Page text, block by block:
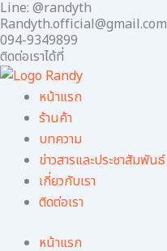
Skip
to
content
Line: @randyth
Randyth.official@gmail.com
094-9349899
ติดต่อเราได้ที่
หน้าแรก
ร้านค้า
บทความ
ข่าวสารและประชาสัมพันธ์
เกี่ยวกับเรา
ติดต่อเรา
หน้าแรก